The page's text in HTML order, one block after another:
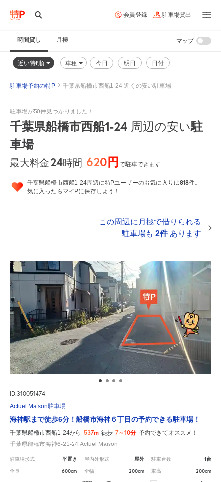
会員登録 駐車場貸出
時間貸し 月極
近い特P順 車種 今日 明日 日付
マップ
駐車場予約の特P 千葉県船橋市西船1-24 近くの安い駐車場
駐車場が50件見つかりました！
千葉県船橋市西船1-24 周辺の安い駐
車場
最大料金24時間 620円で駐車できます
千葉県船橋市西船1-24周辺に特Pユーザーのお気に入りは818件。
気に入ったらマイPに保存しよう！
この周辺に月極で借りられる
駐車場も 2件あります
ID:310051474
Actuel Maison駐車場
海神駅まで徒歩6分！船橋市海神６丁目の予約できる駐車場！
千葉県船橋市西船1-24から 537m 徒歩 7～10分 予約できてオススメ！
千葉県船橋市海神6-21-24 Actuel Maison
駐車場形式 平置き 屋内外形式 屋外 駐車台数 1台
全長 600cm 全幅 200cm 車高 200cm